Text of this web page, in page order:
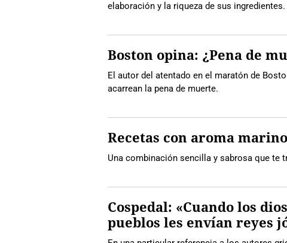
elaboración y la riqueza de sus ingredientes.
Boston opina: ¿Pena de
El autor del atentado en el maratón de
acarrean la pena de muerte.
Recetas con aroma
Una combinación sencilla y sabrosa que te
Cospedal: «Cuando los
pueblos les envían reyes